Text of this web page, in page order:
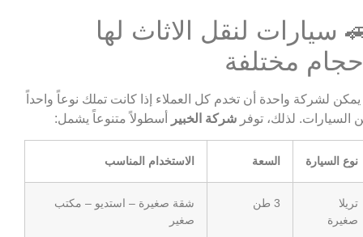
سيارات لنقل الاثاث لها
مختلفة
يمكن لشركة واحدة أن تخدم كل العملاء إذا كانت تملك نوعاً واحداً
السيارات. لذلك، توفر شركة الخبير أسطولاً متنوعاً يشمل:
نوع السيارة السعة الاستخدام المناسب
تريلا
صغيرة
3 طن
شقة صغيرة – استديو – مكتب
صغير